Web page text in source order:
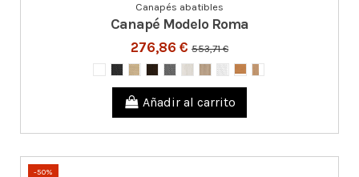
Canapés abatibles
Canapé Modelo Roma
276,86 € 553,71 €
Añadir al carrito
-50%